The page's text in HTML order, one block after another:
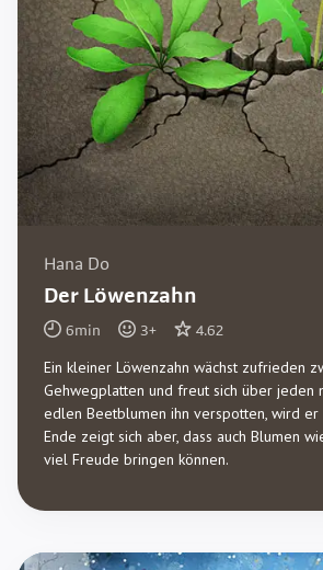
Hana Do
Der Löwenzahn
6min 3+ 4.62
Ein kleiner Löwenzahn wächst zufrieden
Gehwegplatten und freut sich über jeden
edlen Beetblumen ihn verspotten, wird er
Ende zeigt sich aber, dass auch Blumen
viel Freude bringen können.